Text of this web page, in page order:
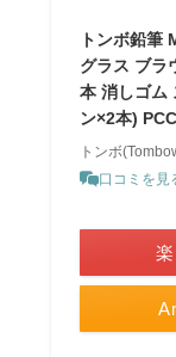
トンボ鉛筆
グラス ブラ
本 消しゴム
ン×2本)
トンボ
口コミを見